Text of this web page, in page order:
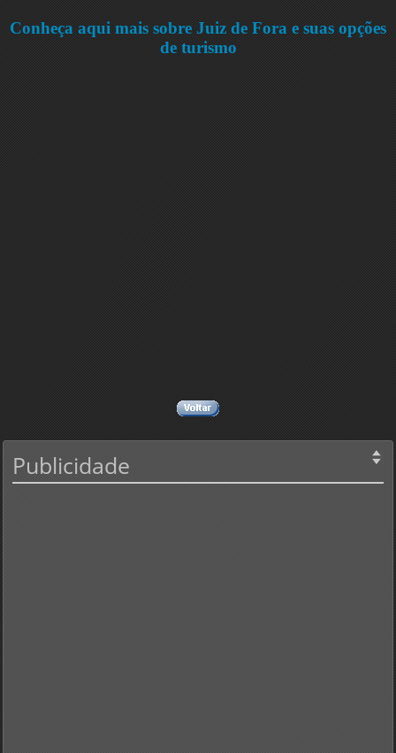
Conheça aqui mais sobre Juiz de Fora e suas opções
de turismo
Publicidade